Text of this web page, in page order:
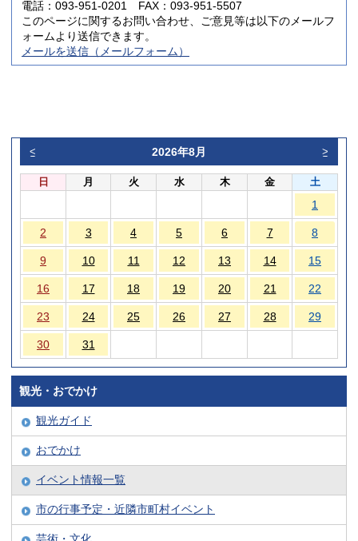
2026年8月
< >
日 月 火 水 木 金 土
1
2 3 4 5 6 7 8
9 10 11 12 13 14 15
16 17 18 19 20 21 22
23 24 25 26 27 28 29
30 31
電話：093-951-0201 FAX：093-951-5507
このページに関するお問い合わせ、ご意見等は以下のメールフ
ォームより送信できます。
メールを送信（メールフォーム）
観光・おでかけ
観光ガイド
おでかけ
イベント情報一覧
市の行事予定・近隣市町村イベント